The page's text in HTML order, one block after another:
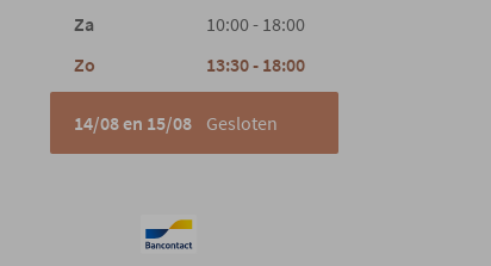
Za
10:00 - 18:00
Zo
13:30 - 18:00
14/08 en 15/08 Gesloten